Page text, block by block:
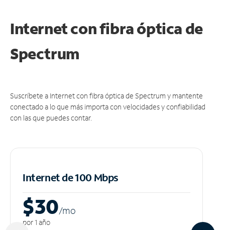
Internet con fibra óptica de
Spectrum
Suscríbete a Internet con fibra óptica de Spectrum y mantente
conectado a lo que más importa con velocidades y confiabilidad
con las que puedes contar.
Internet de 100 Mbps
$30/mo
por 1 año